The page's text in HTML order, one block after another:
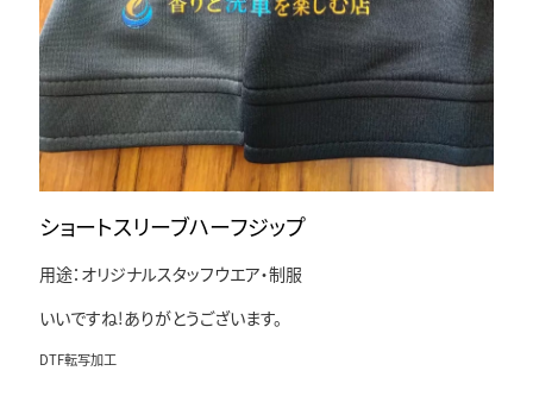
ショートスリーブハーフジップ
用途：オリジナルスタッフウエア・制服
いいですね!ありがとうございます。
DTF転写加工